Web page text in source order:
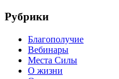
Рубрики
Благополучие
Вебинары
Места Силы
О жизни